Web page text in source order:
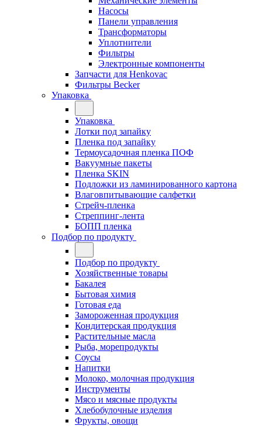
Насосы
Панели управления
Трансформаторы
Уплотнители
Фильтры
Электронные компоненты
Запчасти для Henkovac
Фильтры Becker
Упаковка
Упаковка
Лотки под запайку
Пленка под запайку
Термоусадочная пленка ПОФ
Вакуумные пакеты
Пленка SKIN
Подложки из ламинированного картона
Влаговпитывающие салфетки
Стрейч-пленка
Стреппинг-лента
БОПП пленка
Подбор по продукту
Подбор по продукту
Хозяйственные товары
Бакалея
Бытовая химия
Готовая еда
Замороженная продукция
Кондитерская продукция
Растительные масла
Рыба, морепродукты
Соусы
Напитки
Молоко, молочная продукция
Инструменты
Мясо и мясные продукты
Хлебобулочные изделия
Фрукты, овощи